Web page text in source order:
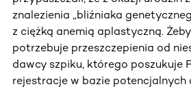
znalezienia „bliźniaka
z ciężką anemią aplastyczną.
potrzebuje przeszczepienia od
dawcy szpiku, którego poszukuje
rejestracje w bazie potencjalnych